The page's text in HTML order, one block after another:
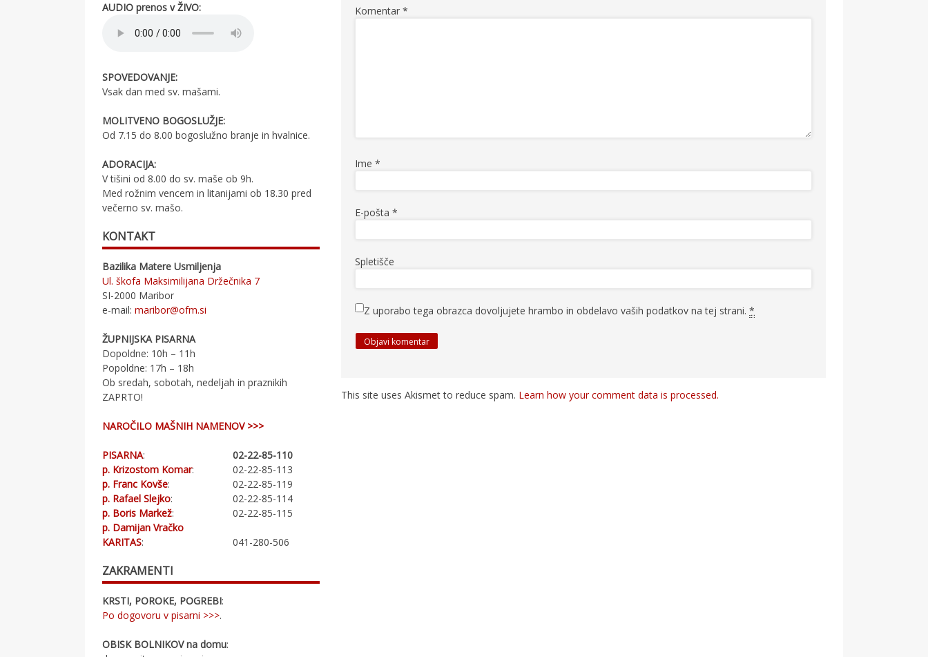
Komentar *
Ime *
E-pošta *
Spletišče
Z uporabo tega obrazca dovoljujete hrambo in obdelavo vaših podatkov na tej strani. *
This site uses Akismet to reduce spam. Learn how your comment data is processed.
AUDIO prenos v ŽIVO:
SPOVEDOVANJE:
Vsak dan med sv. mašami.
MOLITVENO BOGOSLUŽJE:
Od 7.15 do 8.00 bogoslužno branje in hvalnice.
ADORACIJA:
V tišini od 8.00 do sv. maše ob 9h.
Med rožnim vencem in litanijami ob 18.30 pred
večerno sv. mašo.
KONTAKT
Bazilika Matere Usmiljenja
Ul. škofa Maksimilijana Držečnika 7
SI-2000 Maribor
e-mail:maribor@ofm.si
ŽUPNIJSKA PISARNA
Dopoldne: 10h – 11h
Popoldne: 17h – 18h
Ob sredah, sobotah, nedeljah in praznikih
ZAPRTO!
NAROČILO MAŠNIH NAMENOV >>>
PISARNA:
02-22-85-110
p. Krizostom Komar:
02-22-85-113
p. Franc Kovše:
02-22-85-119
p. Rafael Slejko:
02-22-85-114
p. Boris Markež:
02-22-85-115
p. Damijan Vračko
KARITAS: 041-280-506
ZAKRAMENTI
KRSTI, POROKE, POGREBI:
Po dogovoru v pisarni >>>.
OBISK BOLNIKOV na domu: